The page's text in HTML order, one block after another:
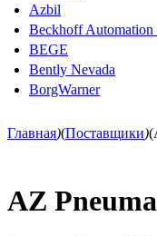
Azbil
Beckhoff Automation
BEGE
Bently Nevada
BorgWarner
Главная)(Поставщики)(
AZ